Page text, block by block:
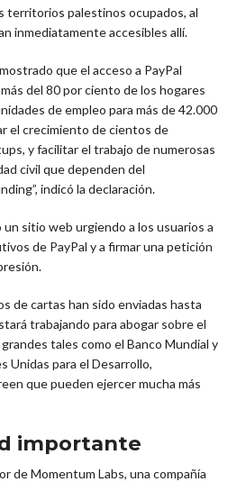
territorios palestinos ocupados, al
inmediatamente accesibles allí.
que el acceso a PayPal
del 80 por ciento de los hogares
de empleo para más de 42.000
el crecimiento de cientos de
y facilitar el trabajo de numerosas
civil que dependen del
indicó la declaración.
un sitio web urgiendo a los usuarios a
de PayPal y a firmar una petición
de cartas han sido enviadas hasta
trabajando para abogar sobre el
tales como el Banco Mundial y
Unidas para el Desarrollo,
que pueden ejercer mucha más
importante
de Momentum Labs, una compañía